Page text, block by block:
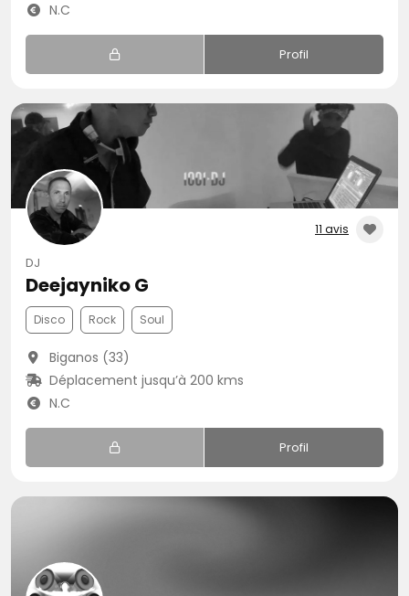
N.C
Profil
11 avis
DJ
Deejayniko G
Disco Rock Soul
Biganos (33)
Déplacement jusqu’à 200 kms
N.C
Profil